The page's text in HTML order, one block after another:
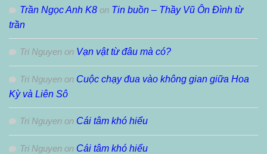
Trần Ngọc Anh K8 on Tin buồn – Thầy Vũ Ôn Đình từ
trần
Tri Nguyen on Vạn vật từ đâu mà có?
Tri Nguyen on Cuộc chạy đua vào không gian giữa Hoa
Kỳ và Liên Sô
Tri Nguyen on Cái tâm khó hiểu
Tri Nguyen on Cái tâm khó hiểu